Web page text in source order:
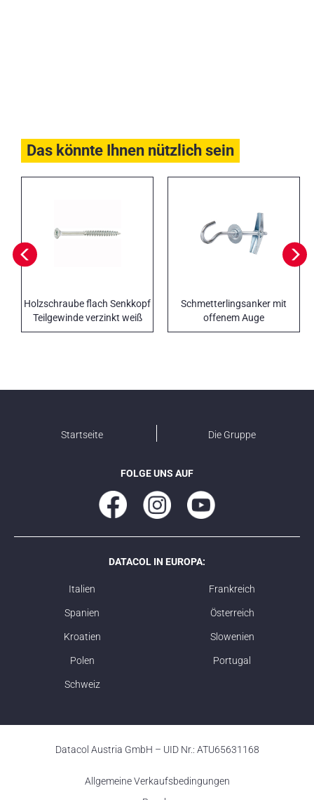
Das könnte Ihnen nützlich sein
Holzschraube flach Senkkopf
Teilgewinde verzinkt weiß
PCSD
Schmetterlingsanker mit
offenem Auge
Startseite Die Gruppe
FOLGE UNS AUF
DATACOL IN EUROPA:
Italien Frankreich
Spanien Österreich
Kroatien Slowenien
Polen Portugal
Schweiz
Datacol Austria GmbH – UID Nr.: ATU65631168
Allgemeine Verkaufsbedingungen